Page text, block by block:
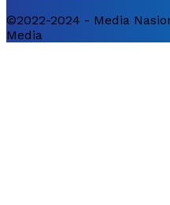
©2022-2024 - Media
Media